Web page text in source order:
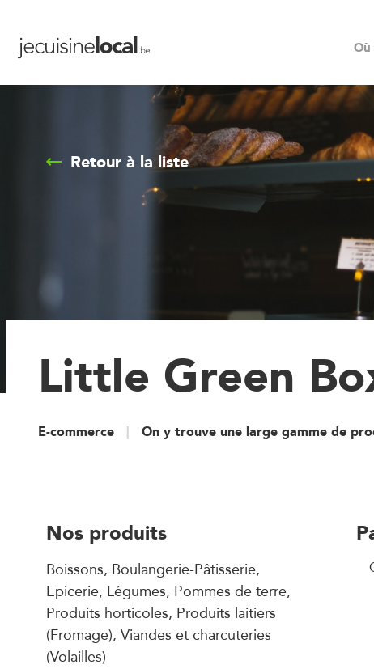
Retour à la liste
Little Green
E-commerce On y trouve une large gamme de
Nos produits
Boissons, Boulangerie-Pâtisserie,
Epicerie, Légumes, Pommes de terre,
Produits horticoles, Produits laitiers
(Fromage), Viandes et charcuteries
(Volailles)